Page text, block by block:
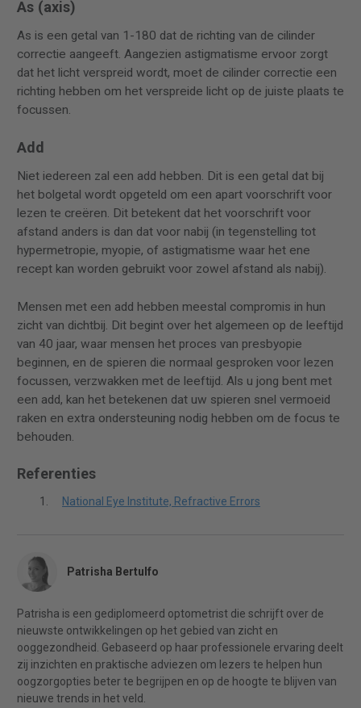
As (axis)
As is een getal van 1-180 dat de richting van de cilinder
correctie aangeeft. Aangezien astigmatisme ervoor zorgt
dat het licht verspreid wordt, moet de cilinder correctie een
richting hebben om het verspreide licht op de juiste plaats te
focussen.
Add
Niet iedereen zal een add hebben. Dit is een getal dat bij
het bolgetal wordt opgeteld om een apart voorschrift voor
lezen te creëren. Dit betekent dat het voorschrift voor
afstand anders is dan dat voor nabij (in tegenstelling tot
hypermetropie, myopie, of astigmatisme waar het ene
recept kan worden gebruikt voor zowel afstand als nabij).
Mensen met een add hebben meestal compromis in hun
zicht van dichtbij. Dit begint over het algemeen op de leeftijd
van 40 jaar, waar mensen het proces van presbyopie
beginnen, en de spieren die normaal gesproken voor lezen
focussen, verzwakken met de leeftijd. Als u jong bent met
een add, kan het betekenen dat uw spieren snel vermoeid
raken en extra ondersteuning nodig hebben om de focus te
behouden.
Referenties
National Eye Institute, Refractive Errors
Patrisha Bertulfo
Patrisha is een gediplomeerd optometrist die schrijft over de
nieuwste ontwikkelingen op het gebied van zicht en
ooggezondheid. Gebaseerd op haar professionele ervaring deelt
zij inzichten en praktische adviezen om lezers te helpen hun
oogzorgopties beter te begrijpen en op de hoogte te blijven van
nieuwe trends in het veld.